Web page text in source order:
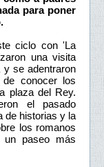
para poner
ciclo con 'La
una visita
y se adentraron
conocer los
plaza del Rey.
el pasado
de historias y la
los romanos
un paseo más